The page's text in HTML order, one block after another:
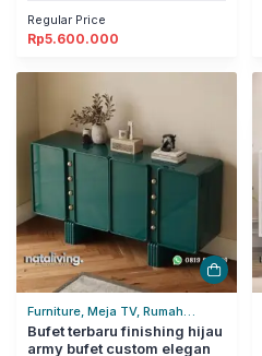
Regular Price
Rp5.600.000
Furniture, Meja TV, Rumah
Tangga
Bufet terbaru finishing hijau
army bufet custom elegan